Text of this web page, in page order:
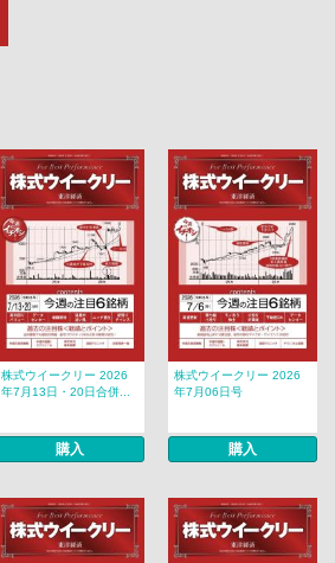
株式ウイークリー 2026
年7月13日・20日合併...
購入
株式ウイークリー 2026
年7月06日号
購入